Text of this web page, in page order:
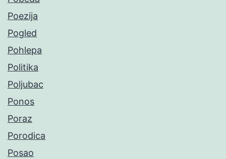
Poezija
Pogled
Pohlepa
Politika
Poljubac
Ponos
Poraz
Porodica
Posao